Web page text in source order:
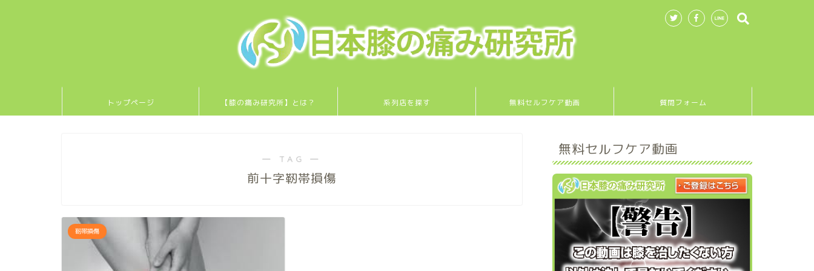
トップページ 【膝の痛み研究所】とは？ 系列店を探す 無料セルフケア動画 質問フォーム
― TAG ―
前十字靭帯損傷
靭帯損傷
無料セルフケア動画